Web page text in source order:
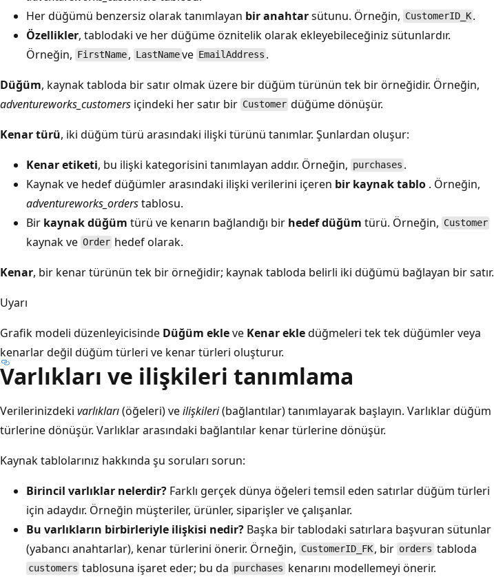
Her düğümü benzersiz olarak tanımlayan bir anahtarsütunu. Örneğin, CustomerID_K .
Özellikler, tablodaki ve her düğüme öznitelik olarak ekleyebileceğiniz sütunlardır.
Örneğin, FirstName , LastNameve EmailAddress .
Düğüm, kaynak tabloda bir satır olmak üzere bir düğüm türünün tek bir örneğidir. Örneğin,
adventureworks_customers içindeki her satır bir Customer düğüme dönüşür.
Kenar türü, iki düğüm türü arasındaki ilişki türünü tanımlar. Şunlardan oluşur:
Kenar etiketi, bu ilişki kategorisini tanımlayan addır. Örneğin, purchases .
Kaynak ve hedef düğümler arasındaki ilişki verilerini içeren bir kaynak tablo . Örneğin,
adventureworks_orderstablosu.
Bir kaynak düğüm türü ve kenarın bağlandığı bir hedef düğüm türü. Örneğin, Customer
kaynak ve Order hedef olarak.
Kenar, bir kenar türünün tek bir örneğidir; kaynak tabloda belirli iki düğümü bağlayan bir satır.
Uyarı
Grafik modeli düzenleyicisinde Düğüm ekleve Kenar ekledüğmeleri tek tek düğümler veya
kenarlar değil düğüm türleri ve kenar türleri oluşturur.
Varlıkları ve ilişkileri tanımlama
Verilerinizdeki varlıkları(öğeleri) veilişkileri(bağlantılar) tanımlayarak başlayın. Varlıklar düğüm
türlerine dönüşür. Varlıklar arasındaki bağlantılar kenar türlerine dönüşür.
Kaynak tablolarınız hakkında şu soruları sorun:
Birincil varlıklar nelerdir? Farklı gerçek dünya öğeleri temsil eden satırlar düğüm türleri
için adaydır. Örneğin müşteriler, ürünler, siparişler ve çalışanlar.
Bu varlıkların birbirleriyle ilişkisi nedir? Başka bir tablodaki satırlara başvuran sütunlar
(yabancı anahtarlar), kenar türlerini önerir. Örneğin, CustomerID_FK , bir orders tabloda
customers tablosuna işaret eder; bu da purchases kenarını modellemeyi önerir.